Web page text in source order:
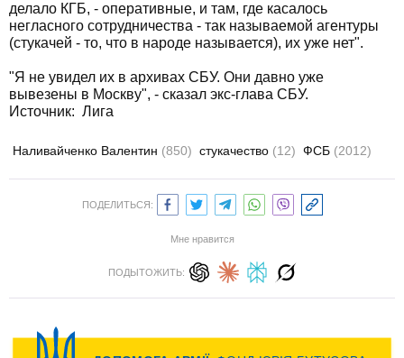
делало КГБ, - оперативные, и там, где касалось
негласного сотрудничества - так называемой агентуры
(стукачей - то, что в народе называется), их уже нет".
"Я не увидел их в архивах СБУ. Они давно уже
вывезены в Москву", - сказал экс-глава СБУ.
Источник: Лига
Наливайченко Валентин (850) стукачество (12) ФСБ (2012)
ПОДЕЛИТЬСЯ:
Мне нравится
ПОДЫТОЖИТЬ: